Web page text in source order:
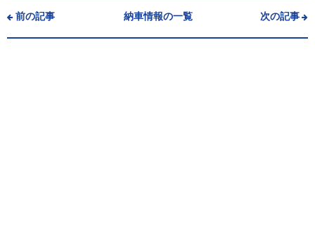
前の記事 納車情報の一覧 次の記事